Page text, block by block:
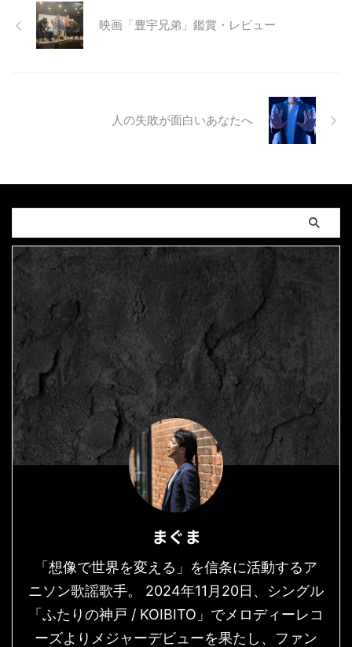
映画「豊宇兄弟」鑑賞・レビュー
人の失敗が面白いあなたへ
まぐま
「想像で世界を変える」を信条に活動するア
ニソン歌謡歌手。 2024年11月20日、シングル
「ふたりの神戸 / KOIBITO」でメロディーレコ
ーズよりメジャーデビューを果たし、ファン